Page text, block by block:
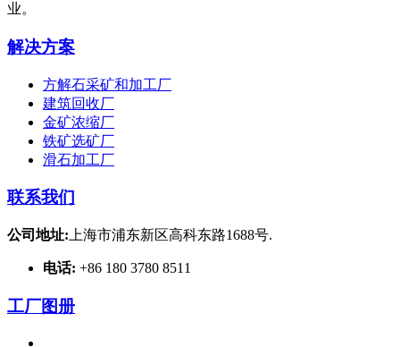
业。
解决方案
方解石采矿和加工厂
建筑回收厂
金矿浓缩厂
铁矿选矿厂
滑石加工厂
联系我们
公司地址: 上海市浦东新区高科东路1688号.
电话: +86 180 3780 8511
工厂图册